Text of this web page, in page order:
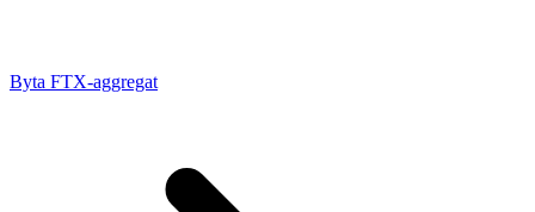
Byta FTX-aggregat